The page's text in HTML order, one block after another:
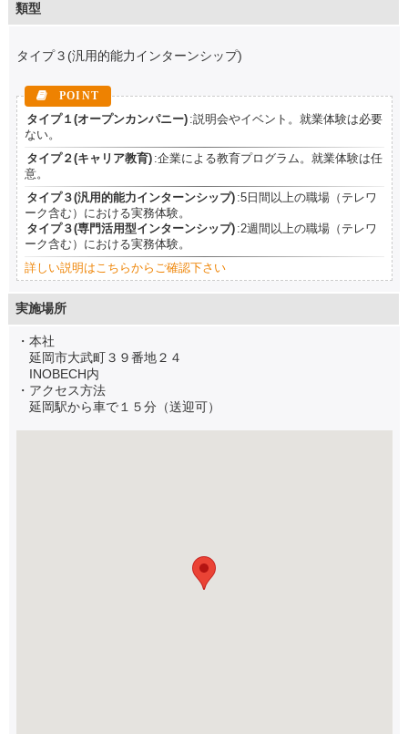
類型
タイプ３(汎用的能力インターンシップ)
タイプ１(オープンカンパニー) :説明会やイベント。就業体験は必要
ない。
タイプ２(キャリア教育) :企業による教育プログラム。就業体験は任
意。
タイプ３(汎用的能力インターンシップ) :5日間以上の職場（テレワ
ーク含む）における実務体験。
タイプ３(専門活用型インターンシップ) :2週間以上の職場（テレワ
ーク含む）における実務体験。
詳しい説明はこちらからご確認下さい
実施場所
・本社
延岡市大武町３９番地２４
INOBECH内
・アクセス方法
延岡駅から車で１５分（送迎可）